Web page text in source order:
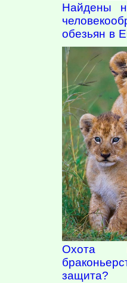
Найдены
обезьян в
Охота
защита?